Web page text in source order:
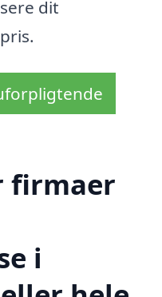
dit
firmaer
i